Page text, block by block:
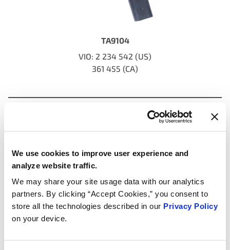
We use cookies to improve user experience and
analyze website traffic.
We may share your site usage data with our analytics
partners. By clicking “Accept Cookies,” you consent to
store all the technologies described in our Privacy Policy
on your device.
TA9104
VIO: 2 234 542 (US)
361 455 (CA)
34NOWE
4 hybrydowe – 1 BEV